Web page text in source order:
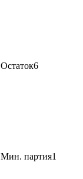
Остаток6
Мин. партия1